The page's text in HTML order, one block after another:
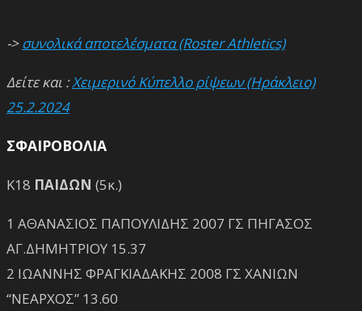
->συνολικά αποτελέσματα (Roster Athletics)
Δείτε και :Χειμερινό Κύπελλο ρίψεων (Ηράκλειο)
25.2.2024
ΣΦΑΙΡΟΒΟΛΙΑ
Κ18 ΠΑΙΔΩΝ (5κ.)
1 ΑΘΑΝΑΣΙΟΣ ΠΑΠΟΥΛΙΔΗΣ 2007 ΓΣ ΠΗΓΑΣΟΣ
ΑΓ.ΔΗΜΗΤΡΙΟΥ 15.37
2 ΙΩΑΝΝΗΣ ΦΡΑΓΚΙΑΔΑΚΗΣ 2008 ΓΣ ΧΑΝΙΩΝ
“ΝΕΑΡΧΟΣ” 13.60